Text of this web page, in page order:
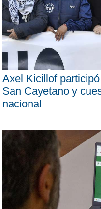
Axel Kicillof
San Cayetano y
nacional